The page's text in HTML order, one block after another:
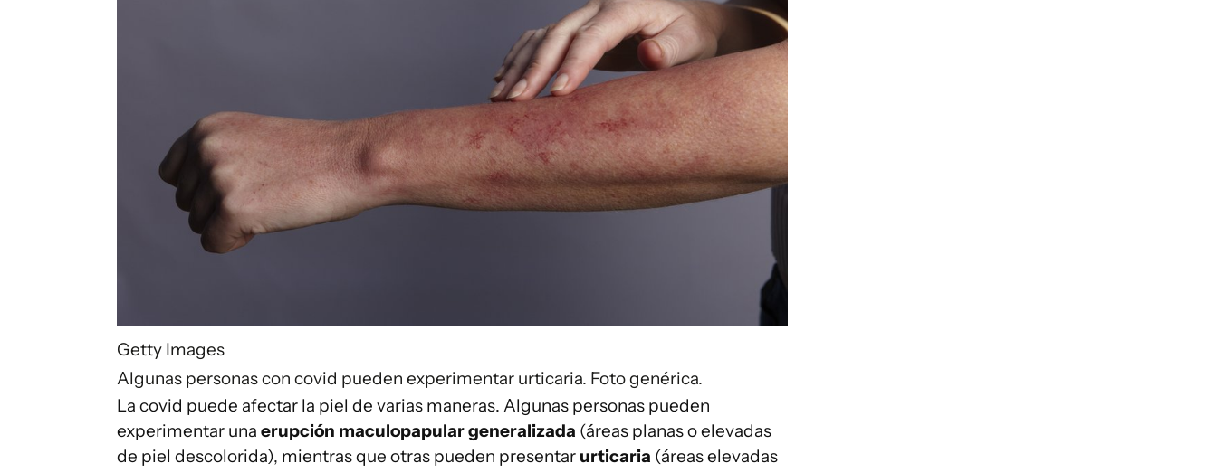
Getty Images
Algunas personas con covid pueden experimentar urticaria. Foto genérica.
La covid puede afectar la piel de varias maneras. Algunas personas pueden
experimentar una erupción maculopapular generalizada (áreas planas o elevadas
de piel descolorida), mientras que otras pueden presentar urticaria (áreas elevadas